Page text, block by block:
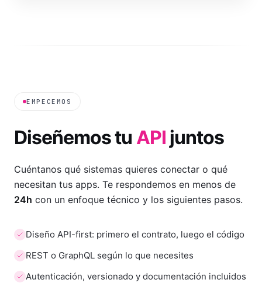
EMPECEMOS
Diseñemos tu API juntos
Cuéntanos qué sistemas quieres conectar o qué
necesitan tus apps. Te respondemos en menos de
24h con un enfoque técnico y los siguientes pasos.
Diseño API-first: primero el contrato, luego el código
REST o GraphQL según lo que necesites
Autenticación, versionado y documentación incluidos